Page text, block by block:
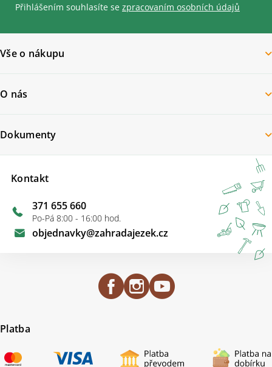
Přihlášením souhlasíte se zpracovaním osobních údajů
Vše o nákupu
O nás
Kontakt
objednavky@zahradajezek.cz
371 655 660
Po-Pá 8:00 - 16:00 hod.
Dokumenty
Platba